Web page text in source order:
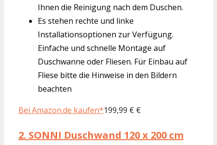
Ihnen die Reinigung nach dem Duschen.
Es stehen rechte und linke
Installationsoptionen zur Verfügung.
Einfache und schnelle Montage auf
Duschwanne oder Fliesen. Für Einbau auf
Fliese bitte die Hinweise in den Bildern
beachten
Bei Amazon.de kaufen*199,99 € €
2. SONNI Duschwand 120 x 200 cm